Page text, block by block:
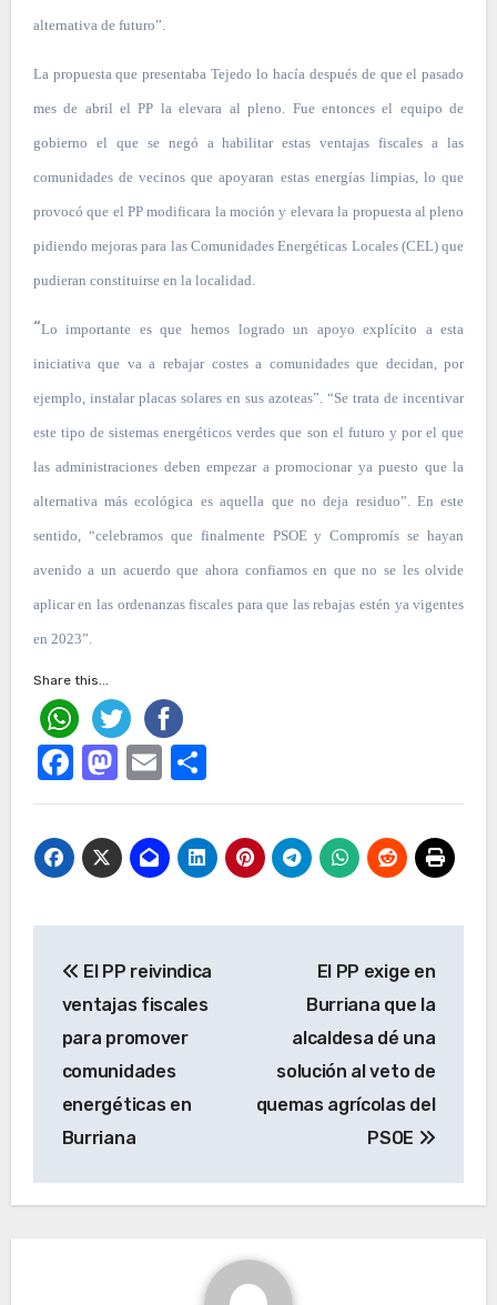
alternativa de futuro”.
La propuesta que presentaba Tejedo lo hacía después de que el pasado
mes de abril el PP la elevara al pleno. Fue entonces el equipo de
gobierno el que se negó a habilitar estas ventajas fiscales a las
comunidades de vecinos que apoyaran estas energías limpias, lo que
provocó que el PP modificara la moción y elevara la propuesta al pleno
pidiendo mejoras para las Comunidades Energéticas Locales (CEL) que
pudieran constituirse en la localidad.
“Lo importante es que hemos logrado un apoyo explícito a esta
iniciativa que va a rebajar costes a comunidades que decidan, por
ejemplo, instalar placas solares en sus azoteas”. “Se trata de incentivar
este tipo de sistemas energéticos verdes que son el futuro y por el que
las administraciones deben empezar a promocionar ya puesto que la
alternativa más ecológica es aquella que no deja residuo”. En este
sentido, “celebramos que finalmente PSOE y Compromís se hayan
avenido a un acuerdo que ahora confiamos en que no se les olvide
aplicar en las ordenanzas fiscales para que las rebajas estén ya vigentes
en 2023”.
Share this...
Facebook
Mastodon
EmailCompartir
de
entradas
El PP reivindica
ventajas fiscales
para promover
comunidades
energéticas en
Burriana
El PP exige en
Burriana que la
alcaldesa dé una
solución al veto de
quemas agrícolas del
PSOE